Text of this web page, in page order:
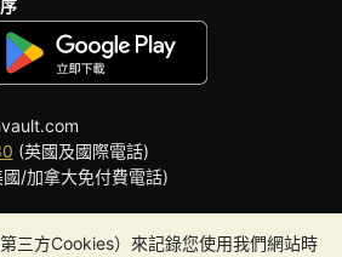
三方Cookies）來記錄您使用我們網站時
(英國及國際電話)
國/加拿大免付費電話)